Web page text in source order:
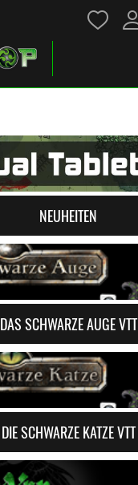
NEUHEITEN
DAS SCHWARZE AUGE VTT
DIE SCHWARZE KATZE VTT